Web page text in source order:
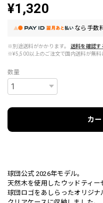
¥1,320
なら 手数
※別途送料がかかります。
送料を確認す
※¥5,500以上のご注文で国内送料が無料
数量
カ
球団公式 2026年モデル。
天然木を使用したウッドティー
球団ロゴをあしらったオリジ